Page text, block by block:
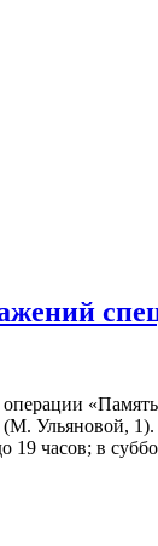
(М. Ульяновой, 1).
часов; в